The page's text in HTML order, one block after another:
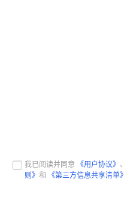
我已阅读并同意 《用户协议》 、
则》和 《第三方信息共享清单》